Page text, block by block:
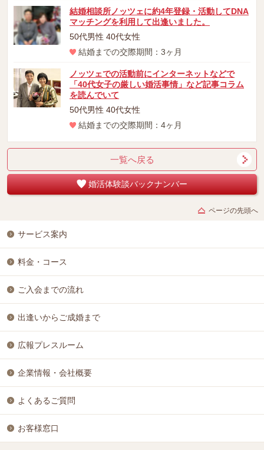
結婚相談所ノッツェに約4年登録・活動してDNA
マッチングを利用して出逢いました。
50代男性 40代女性
結婚までの交際期間：3ヶ月
ノッツェでの活動前にインターネットなどで
「40代女子の厳しい婚活事情」など記事コラム
を読んでいて
50代男性 40代女性
結婚までの交際期間：4ヶ月
一覧へ戻る
婚活体験談バックナンバー
ページの先頭へ
サービス案内
料金・コース
ご入会までの流れ
出逢いからご成婚まで
広報プレスルーム
企業情報・会社概要
よくあるご質問
お客様窓口